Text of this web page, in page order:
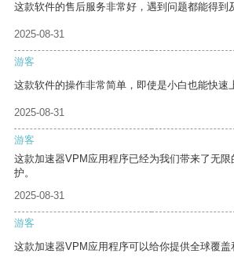
这款软件的售后服务非常好，遇到问题都能得到
2025-08-31
游客
这款软件的操作非常简单，即使是小白也能快速
2025-08-31
游客
这款加速器VPM应用程序已经为我们带来了无
护。
2025-08-31
游客
这款加速器VPM应用程序可以给你提供全球覆盖